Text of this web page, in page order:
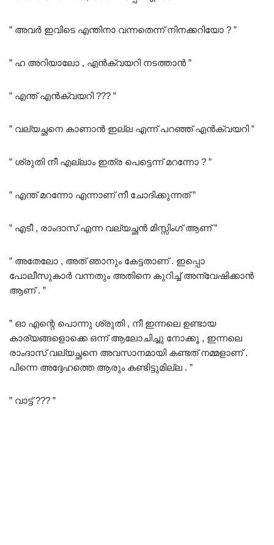
” അവർ ഇവിടെ എന്തിനാ വന്നതെന്ന് നിനക്കറിയോ ? ”
” ഹ അറിയാലോ , എൻക്വയറി നടത്താൻ ”
” എന്ത്‌ എൻക്വയറി ??? ”
” വല്യച്ഛനെ കാണാൻ ഇല്ല എന്ന് പറഞ്ഞ് എൻക്വയറി ”
” ശ്രുതി നീ എല്ലാം ഇത്ര പെട്ടെന്ന് മറന്നോ ? ”
” എന്ത് മറന്നോ എന്നാണ് നീ ചോദിക്കുന്നത് ”
” എടീ , രാംദാസ് എന്ന വല്യച്ഛൻ മിസ്സിംഗ് ആണ് ”
” അതേലോ , അത് ഞാനും കേട്ടതാണ് . ഇപ്പൊ
പോലീസുകാർ വന്നതും അതിനെ കുറിച്ച് അന്വേഷിക്കാൻ
ആണ് . ”
” ഓ എന്റെ പൊന്നു ശ്രുതി , നീ ഇന്നലെ ഉണ്ടായ
കാര്യങ്ങളൊക്കെ ഒന്ന് ആലോചിച്ചു നോക്കൂ , ഇന്നലെ
രാംദാസ് വല്യച്ഛനെ അവസാനമായി കണ്ടത് നമ്മളാണ് .
പിന്നെ അദ്ദേഹത്തെ ആരും കണ്ടിട്ടുമില്ല . ”
” വാട്ട്‌ ??? ”